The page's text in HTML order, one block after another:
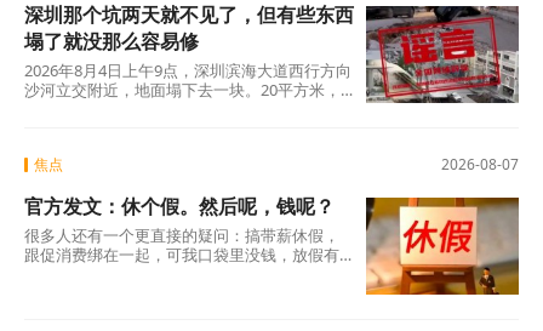
深圳那个坑两天就不见了，但有些东西
塌了就没那么容易修
2026年8月4日上午9点，深圳滨海大道西行方向
沙河立交附近，地面塌下去一块。20平方米，
2026-08-07
焦点
官方发文：休个假。然后呢，钱呢？
很多人还有一个更直接的疑问：搞带薪休假，
跟促消费绑在一起，可我口袋里没钱，放假有